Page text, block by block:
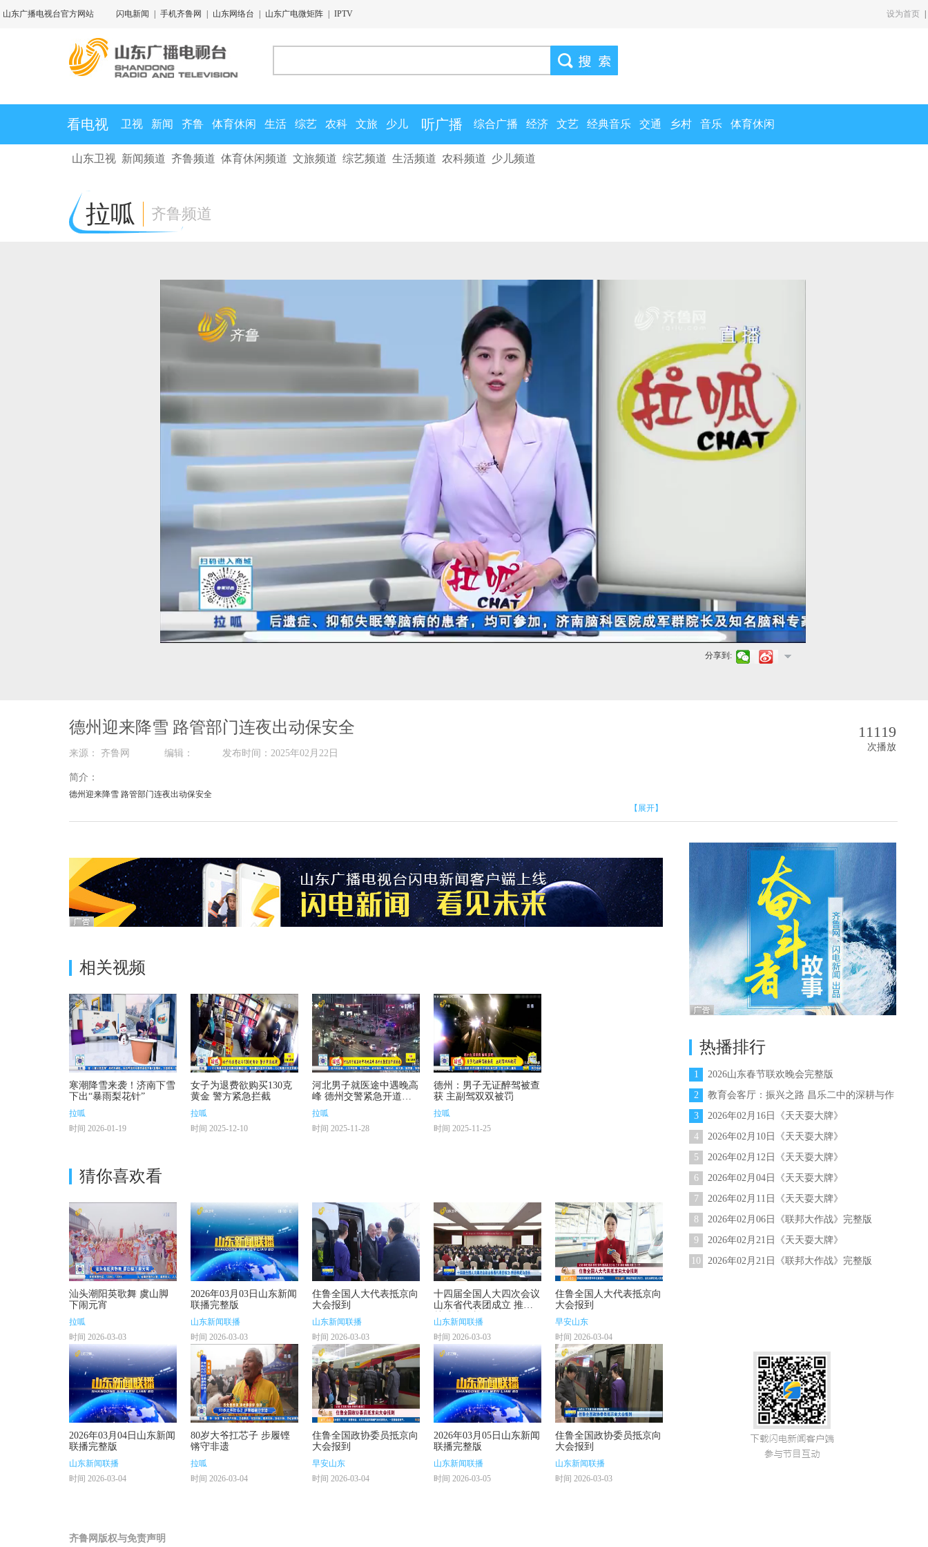
山东广播电视台官方网站 闪电新闻 手机齐鲁网 山东网络台 山东广电微矩阵 IPTV 设为首页
看电视 卫视 新闻 齐鲁 体育休闲 生活 综艺 农科 文旅 少儿 听广播 综合广播 经济 文艺 经典音乐 交通 乡村 音乐 体育休闲
山东卫视 新闻频道 齐鲁频道 体育休闲频道 文旅频道 综艺频道 生活频道 农科频道 少儿频道
拉呱 齐鲁频道
00:00/01:24
分享到:
德州迎来降雪 路管部门连夜出动保安全
来源： 齐鲁网 编辑： 发布时间：2025年02月22日
简介：
德州迎来降雪 路管部门连夜出动保安全
【展开】
11119
次播放
相关视频
寒潮降雪来袭！济南下雪
下出“暴雨梨花针”
拉呱
时间 2026-01-19
女子为退费欲购买130克
黄金 警方紧急拦截
拉呱
时间 2025-12-10
河北男子就医途中遇晚高
峰 德州交警紧急开道送
医
拉呱
时间 2025-11-28
德州：男子无证醉驾被查
获 主副驾双双被罚
拉呱
时间 2025-11-25
猜你喜欢看
汕头潮阳英歌舞 虞山脚
下闹元宵
拉呱
时间 2026-03-03
2026年03月03日山东新闻
联播完整版
山东新闻联播
时间 2026-03-03
住鲁全国人大代表抵京向
大会报到
山东新闻联播
时间 2026-03-03
十四届全国人大四次会议
山东省代表团成立 推选
林武为团长
山东新闻联播
时间 2026-03-03
住鲁全国人大代表抵京向
大会报到
早安山东
时间 2026-03-04
2026年03月04日山东新闻
联播完整版
山东新闻联播
时间 2026-03-04
80岁大爷扛芯子 步履铿
锵守非遗
拉呱
时间 2026-03-04
住鲁全国政协委员抵京向
大会报到
早安山东
时间 2026-03-04
2026年03月05日山东新闻
联播完整版
山东新闻联播
时间 2026-03-05
住鲁全国政协委员抵京向
大会报到
山东新闻联播
时间 2026-03-03
齐鲁网版权与免责声明
热播排行
1
2026山东春节联欢晚会完整版
2
教育会客厅：振兴之路 昌乐二中的深耕与作
答
3
2026年02月16日《天天耍大牌》
4
2026年02月10日《天天耍大牌》
5
2026年02月12日《天天耍大牌》
6
2026年02月04日《天天耍大牌》
7
2026年02月11日《天天耍大牌》
8
2026年02月06日《联邦大作战》完整版
9
2026年02月21日《天天耍大牌》
10
2026年02月21日《联邦大作战》完整版